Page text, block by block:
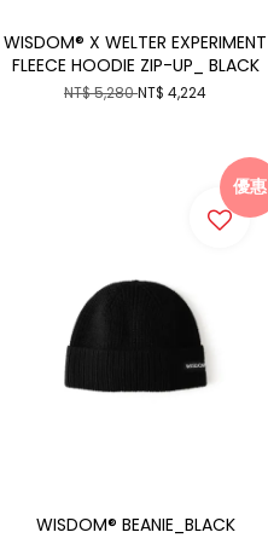
WISDOM® X WELTER EXPERIMENT
FLEECE HOODIE ZIP-UP_ BLACK
NT$ 5,280NT$ 4,224
優惠
WISDOM® BEANIE_BLACK